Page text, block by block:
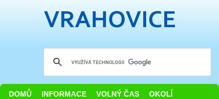
DOMŮ INFORMACE VOLNÝ ČAS OKOLÍ